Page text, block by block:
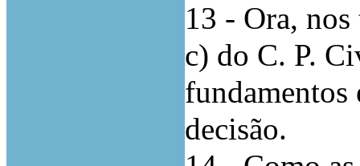
13 - Ora,
c) do C. P.
fundamentos
decisão.